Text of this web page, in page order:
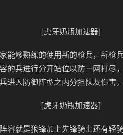
[虎牙奶瓶加速器]
能够熟练的使用新的枪兵，新枪
的兵进行分开站位以防一网打尽
进入防御阵型之内分担队友伤害
[虎牙奶瓶加速器]
容就是狼锋加上先锋骑士还有轻